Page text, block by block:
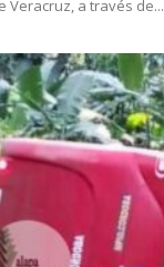
Veracruz, a través de...